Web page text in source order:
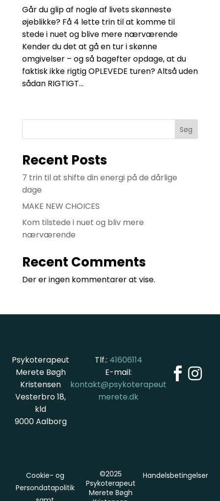
Går du glip af nogle af livets skønneste
øjeblikke? Få 4 lette trin til at komme til
stede i nuet og blive mere nærværende
Kender du det at gå en tur i skønne
omgivelser – og så bagefter opdage, at du
faktisk ikke rigtig OPLEVEDE turen? Altså uden
sådan RIGTIGT...
Søg
Recent Posts
7 trin til at shifte din energi på de dårlige
dage
MAKE NEW CHOICES
Kom tilstede i nuet og bliv mere
nærværende
Recent Comments
Der er ingen kommentarer at vise.
Psykoterapeut
Merete Bøgh
Kristensen
Vesterbro 18,
kld
9000 Aalborg
Tlf.: 41606114
E-mail:
kontakt@psykoterapeut
merete.dk
 
Cookie- og
Persondatapolitik
©2025
Psykoterapeut
Merete Bøgh
Handelsbetingelser